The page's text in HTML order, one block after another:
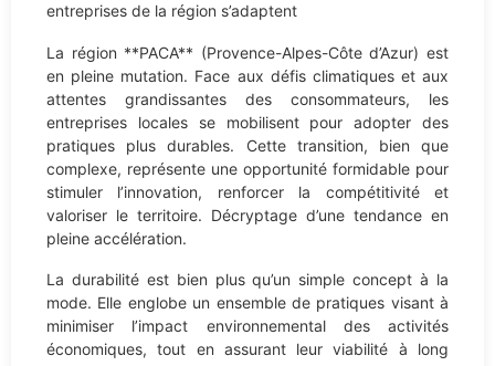
entreprises de la région s’adaptent
La région **PACA** (Provence-Alpes-Côte d’Azur) est
en pleine mutation. Face aux défis climatiques et aux
attentes grandissantes des consommateurs, les
entreprises locales se mobilisent pour adopter des
pratiques plus durables. Cette transition, bien que
complexe, représente une opportunité formidable pour
stimuler l’innovation, renforcer la compétitivité et
valoriser le territoire. Décryptage d’une tendance en
pleine accélération.
La durabilité est bien plus qu’un simple concept à la
mode. Elle englobe un ensemble de pratiques visant à
minimiser l’impact environnemental des activités
économiques, tout en assurant leur viabilité à long